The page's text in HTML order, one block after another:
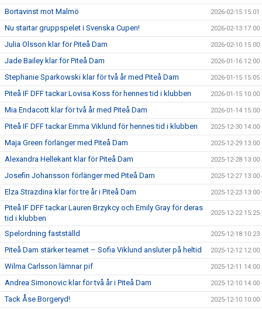
Bortavinst mot Malmö 2026-02-15 15:01
Nu startar gruppspelet i Svenska Cupen! 2026-02-13 17:00
Julia Olsson klar för Piteå Dam 2026-02-10 15:00
Jade Bailey klar för Piteå Dam 2026-01-16 12:00
Stephanie Sparkowski klar för två år med Piteå Dam 2026-01-15 15:05
Piteå IF DFF tackar Lovisa Koss för hennes tid i klubben 2026-01-15 10:00
Mia Endacott klar för två år med Piteå Dam 2026-01-14 15:00
Piteå IF DFF tackar Emma Viklund för hennes tid i klubben 2025-12-30 14:00
Maja Green förlänger med Piteå Dam 2025-12-29 13:00
Alexandra Hellekant klar för Piteå Dam 2025-12-28 13:00
Josefin Johansson förlänger med Piteå Dam 2025-12-27 13:00
Elza Strazdina klar för tre år i Piteå Dam 2025-12-23 13:00
Piteå IF DFF tackar Lauren Brzykcy och Emily Gray för deras
tid i klubben
2025-12-22 15:25
Spelordning fastställd 2025-12-18 10:23
Piteå Dam stärker teamet – Sofia Viklund ansluter på heltid 2025-12-12 12:00
Wilma Carlsson lämnar pif 2025-12-11 14:00
Andrea Simonovic klar för två år i Piteå Dam 2025-12-10 14:00
Tack Åse Borgeryd! 2025-12-10 10:00